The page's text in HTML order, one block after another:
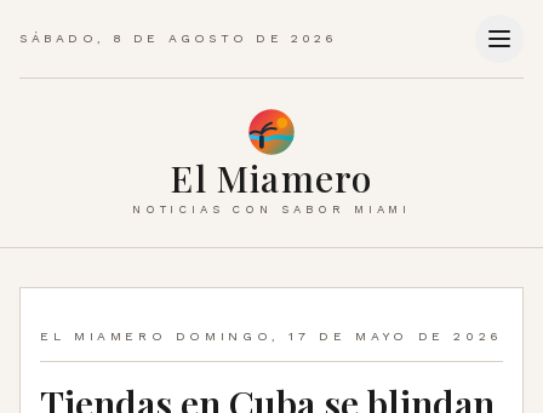
SÁBADO, 8 DE AGOSTO DE 2026
El Miamero
NOTICIAS CON SABOR MIAMI
EL MIAMERO DOMINGO, 17 DE MAYO DE 2026
Tiendas en Cuba se blindan